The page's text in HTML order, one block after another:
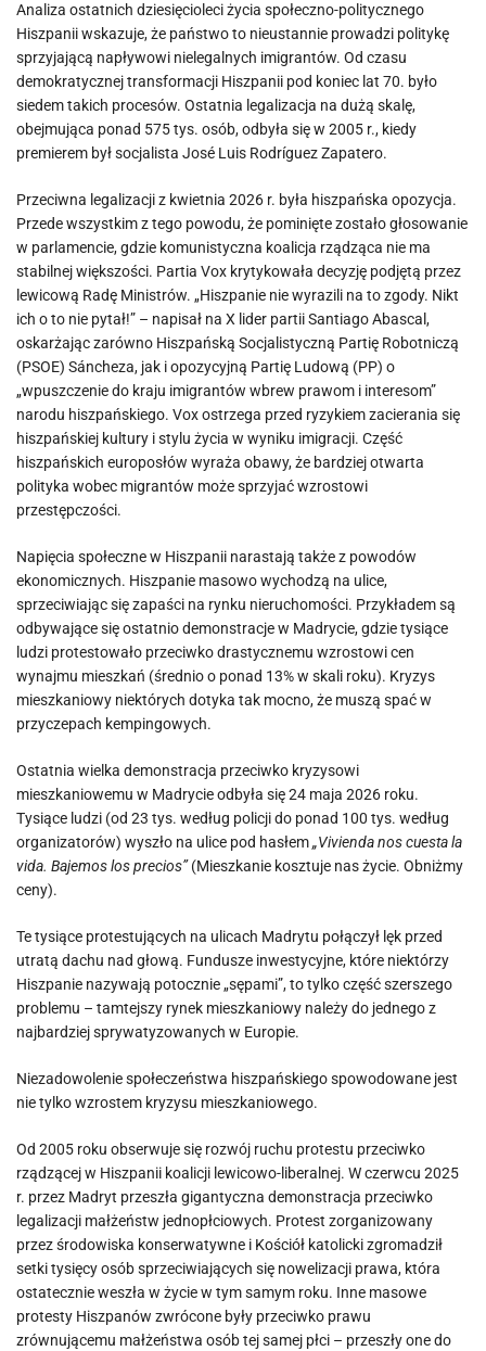
Analiza ostatnich dziesięcioleci życia społeczno-politycznego
Hiszpanii wskazuje, że państwo to nieustannie prowadzi politykę
sprzyjającą napływowi nielegalnych imigrantów. Od czasu
demokratycznej transformacji Hiszpanii pod koniec lat 70. było
siedem takich procesów. Ostatnia legalizacja na dużą skalę,
obejmująca ponad 575 tys. osób, odbyła się w 2005 r., kiedy
premierem był socjalista José Luis Rodríguez Zapatero.
Przeciwna legalizacji z kwietnia 2026 r. była hiszpańska opozycja.
Przede wszystkim z tego powodu, że pominięte zostało głosowanie
w parlamencie, gdzie komunistyczna koalicja rządząca nie ma
stabilnej większości. Partia Vox krytykowała decyzję podjętą przez
lewicową Radę Ministrów. „Hiszpanie nie wyrazili na to zgody. Nikt
ich o to nie pytał!” – napisał na X lider partii Santiago Abascal,
oskarżając zarówno Hiszpańską Socjalistyczną Partię Robotniczą
(PSOE) Sáncheza, jak i opozycyjną Partię Ludową (PP) o
„wpuszczenie do kraju imigrantów wbrew prawom i interesom”
narodu hiszpańskiego. Vox ostrzega przed ryzykiem zacierania się
hiszpańskiej kultury i stylu życia w wyniku imigracji. Część
hiszpańskich europosłów wyraża obawy, że bardziej otwarta
polityka wobec migrantów może sprzyjać wzrostowi
przestępczości.
Napięcia społeczne w Hiszpanii narastają także z powodów
ekonomicznych. Hiszpanie masowo wychodzą na ulice,
sprzeciwiając się zapaści na rynku nieruchomości. Przykładem są
odbywające się ostatnio demonstracje w Madrycie, gdzie tysiące
ludzi protestowało przeciwko drastycznemu wzrostowi cen
wynajmu mieszkań (średnio o ponad 13% w skali roku). Kryzys
mieszkaniowy niektórych dotyka tak mocno, że muszą spać w
przyczepach kempingowych.
Ostatnia wielka demonstracja przeciwko kryzysowi
mieszkaniowemu w Madrycie odbyła się 24 maja 2026 roku.
Tysiące ludzi (od 23 tys. według policji do ponad 100 tys. według
organizatorów) wyszło na ulice pod hasłem„Vivienda nos cuesta la
vida. Bajemos los precios”(Mieszkanie kosztuje nas życie. Obniżmy
ceny).
Te tysiące protestujących na ulicach Madrytu połączył lęk przed
utratą dachu nad głową. Fundusze inwestycyjne, które niektórzy
Hiszpanie nazywają potocznie „sępami”, to tylko część szerszego
problemu – tamtejszy rynek mieszkaniowy należy do jednego z
najbardziej sprywatyzowanych w Europie.
Niezadowolenie społeczeństwa hiszpańskiego spowodowane jest
nie tylko wzrostem kryzysu mieszkaniowego.
Od 2005 roku obserwuje się rozwój ruchu protestu przeciwko
rządzącej w Hiszpanii koalicji lewicowo-liberalnej. W czerwcu 2025
r. przez Madryt przeszła gigantyczna demonstracja przeciwko
legalizacji małżeństw jednopłciowych. Protest zorganizowany
przez środowiska konserwatywne i Kościół katolicki zgromadził
setki tysięcy osób sprzeciwiających się nowelizacji prawa, która
ostatecznie weszła w życie w tym samym roku. Inne masowe
protesty Hiszpanów zwrócone były przeciwko prawu
zrównującemu małżeństwa osób tej samej płci – przeszły one do